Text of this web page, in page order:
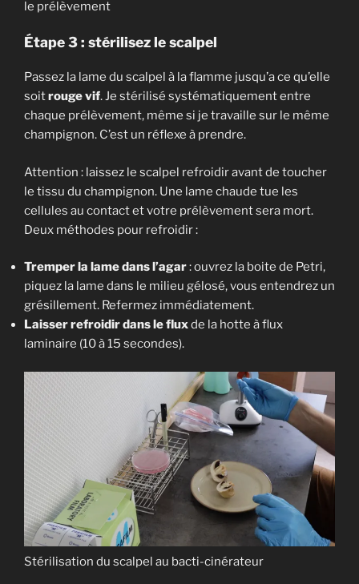
le prélèvement
Étape 3 : stérilisez le scalpel
Passez la lame du scalpel à la flamme jusqu’a ce qu’elle
soitrouge vif. Je stérilisé systématiquement entre
chaque prélèvement, même si je travaille sur le même
champignon. C’est un réflexe à prendre.
Attention : laissez le scalpel refroidir avant de toucher
le tissu du champignon. Une lame chaude tue les
cellules au contact et votre prélèvement sera mort.
Deux méthodes pour refroidir :
Tremper la lame dans l’agar: ouvrez la boite de Petri,
piquez la lame dans le milieu gélosé, vous entendrez un
grésillement. Refermez immédiatement.
Laisser refroidir dans le fluxde la hotte à flux
laminaire (10 à 15 secondes).
Stérilisation du scalpel au bacti-cinérateur